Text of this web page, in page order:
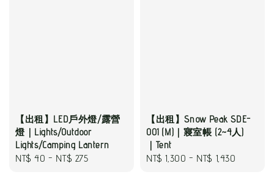
【出租】LED戶外燈/露營
燈｜Lights/Outdoor
Lights/Camping Lantern
Regular
NT$ 40 - NT$ 275
【出租】Snow Peak SDE-
001 (M)｜寢室帳 (2~4人)
｜Tent
Regular
NT$ 1,300 - NT$ 1,430